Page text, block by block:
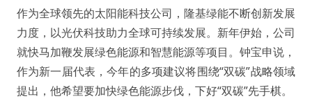
作为全球领先的太阳能科技公司，隆基绿能不断创新发展
力度，以光伏科技助力全球可持续发展。新年伊始，公司
就快马加鞭发展绿色能源和智慧能源等项目。钟宝申说，
作为新一届代表，今年的多项建议将围绕“双碳”战略领域
提出，他希望要加快绿色能源步伐，下好“双碳”先手棋。